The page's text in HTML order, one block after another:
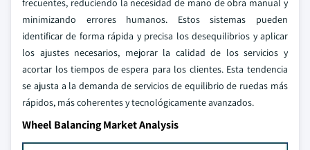
frecuentes, reduciendo la necesidad de mano de obra manual y
minimizando errores humanos. Estos sistemas pueden
identificar de forma rápida y precisa los desequilibrios y aplicar
los ajustes necesarios, mejorar la calidad de los servicios y
acortar los tiempos de espera para los clientes. Esta tendencia
se ajusta a la demanda de servicios de equilibrio de ruedas más
rápidos, más coherentes y tecnológicamente avanzados.
Wheel Balancing Market Analysis